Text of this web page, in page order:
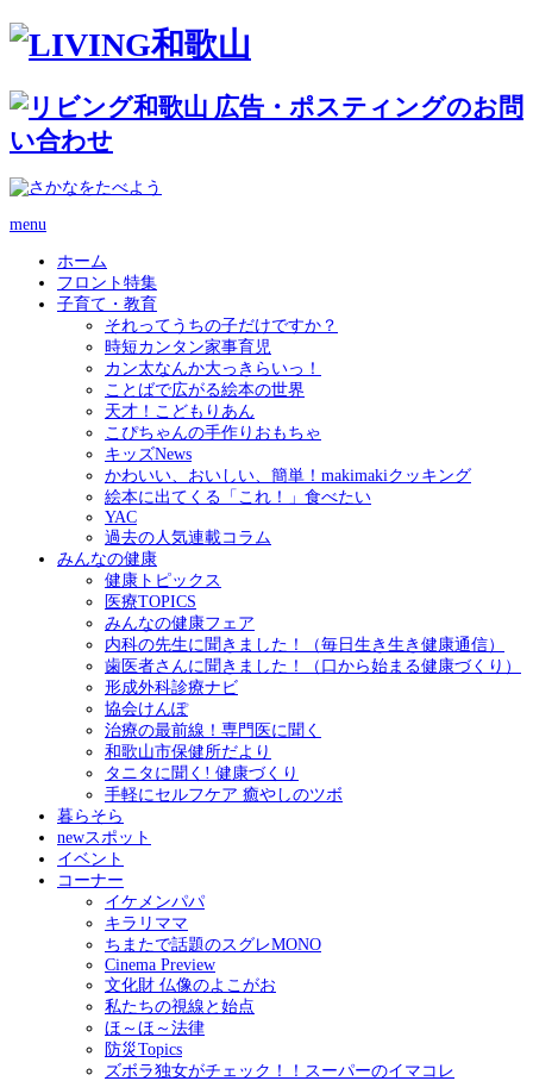
menu
ホーム
フロント特集
子育て・教育
それってうちの子だけですか？
時短カンタン家事育児
カン太なんか大っきらいっ！
ことばで広がる絵本の世界
天才！こどもりあん
こぴちゃんの手作りおもちゃ
キッズNews
かわいい、おいしい、簡単！makimakiクッキング
絵本に出てくる「これ！」食べたい
YAC
過去の人気連載コラム
みんなの健康
健康トピックス
医療TOPICS
みんなの健康フェア
内科の先生に聞きました！（毎日生き生き健康通信）
歯医者さんに聞きました！（口から始まる健康づくり）
形成外科診療ナビ
協会けんぽ
治療の最前線！専門医に聞く
和歌山市保健所だより
タニタに聞く! 健康づくり
手軽にセルフケア 癒やしのツボ
暮らそら
newスポット
イベント
コーナー
イケメンパパ
キラリママ
ちまたで話題のスグレMONO
Cinema Preview
文化財 仏像のよこがお
私たちの視線と始点
ほ～ほ～法律
防災Topics
ズボラ独女がチェック！！スーパーのイマコレ